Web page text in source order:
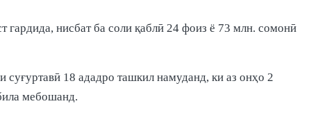
нисбат ба соли қаблӣ 24 фоиз ё 73 млн. сомонӣ
18 ададро ташкил намуданд, ки аз онҳо 2
мебошанд.